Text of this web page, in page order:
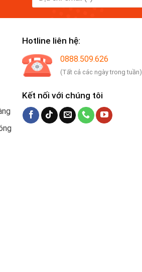
Hotline liên hệ:
0888.509.626
(Tất cả các ngày trong tuần)
Kết nối với chúng tôi